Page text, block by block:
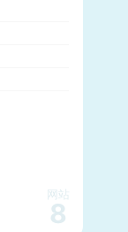
网站
8